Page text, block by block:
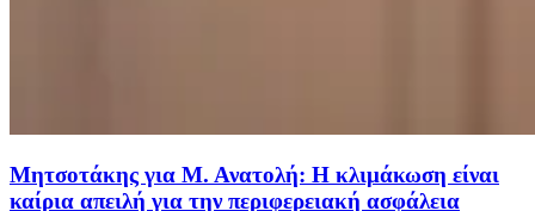
Μητσοτάκης για Μ. Ανατολή: Η κλιμάκωση είναι
καίρια απειλή για την περιφερειακή ασφάλεια